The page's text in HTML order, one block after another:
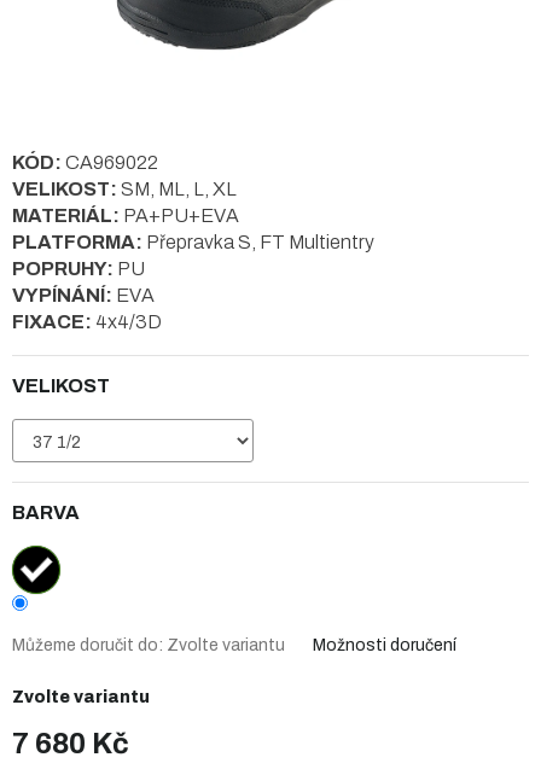
7 680 Kč
Zvolte variantu
VELIKOST
BARVA
Můžeme doručit do: Zvolte variantu Možnosti doručení
KÓD: CA969022
VELIKOST: SM, ML, L, XL
MATERIÁL: PA+PU+EVA
PLATFORMA: Přepravka S, FT Multientry
POPRUHY: PU
VYPÍNÁNÍ: EVA
FIXACE: 4x4/3D